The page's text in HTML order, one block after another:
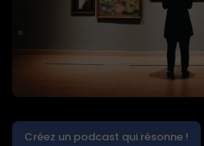
Créez un podcast qui résonne !